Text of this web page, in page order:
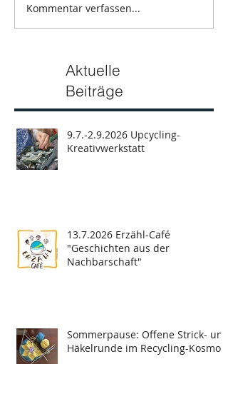
Kommentar verfassen...
Aktuelle
Beiträge
9.7.-2.9.2026 Upcycling-
Kreativwerkstatt
13.7.2026 Erzähl-Café
"Geschichten aus der
Nachbarschaft"
Sommerpause: Offene Strick- und
Häkelrunde im Recycling-Kosmos